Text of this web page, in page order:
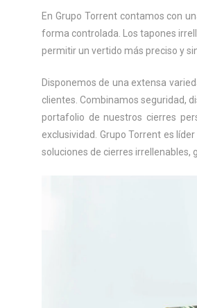
En Grupo Torrent contamos con
forma controlada. Los tapones
permitir un vertido más preciso y
Disponemos de una extensa
clientes. Combinamos seguridad,
portafolio de nuestros cierres
exclusividad. Grupo Torrent es
soluciones de cierres irrellenables,